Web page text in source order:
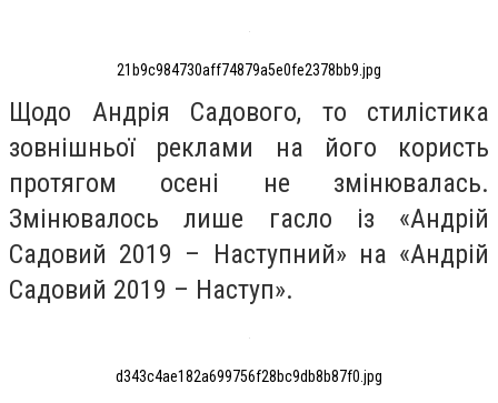
21b9c984730aff74879a5e0fe2378bb9.jpg
Щодо Андрія Садового, то стилістика
зовнішньої реклами на його користь
протягом осені не змінювалась.
Змінювалось лише гасло із «Андрій
Садовий 2019 – Наступний» на «Андрій
Садовий 2019 – Наступ».
d343c4ae182a699756f28bc9db8b87f0.jpg